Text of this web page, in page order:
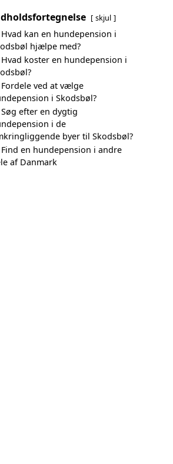
skjul
Hvad kan en hundepension i
hjælpe med?
Hvad koster en hundepension i
Fordele ved at vælge
i Skodsbøl?
Søg efter en dygtig
i de
byer til Skodsbøl?
Find en hundepension i andre
af Danmark